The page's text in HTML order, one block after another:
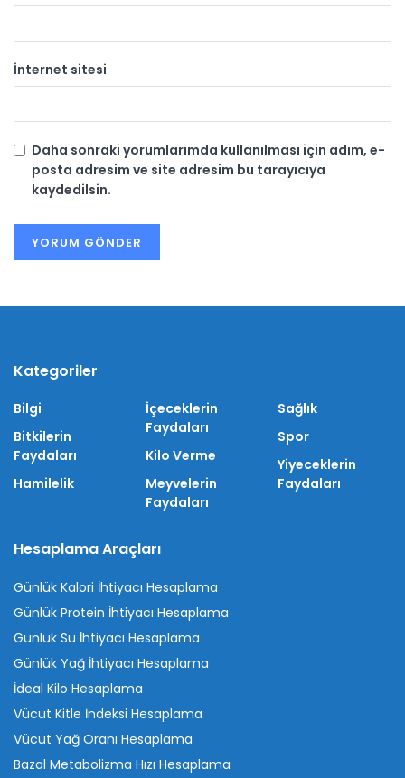
İnternet sitesi
Daha sonraki yorumlarımda kullanılması için adım, e-
posta adresim ve site adresim bu tarayıcıya
kaydedilsin.
Kategoriler
Bilgi
Bitkilerin
Faydaları
Hamilelik
İçeceklerin
Faydaları
Kilo Verme
Meyvelerin
Faydaları
Sağlık
Spor
Yiyeceklerin
Faydaları
Hesaplama Araçları
Günlük Kalori İhtiyacı Hesaplama
Günlük Protein İhtiyacı Hesaplama
Günlük Su İhtiyacı Hesaplama
Günlük Yağ İhtiyacı Hesaplama
İdeal Kilo Hesaplama
Vücut Kitle İndeksi Hesaplama
Vücut Yağ Oranı Hesaplama
Bazal Metabolizma Hızı Hesaplama